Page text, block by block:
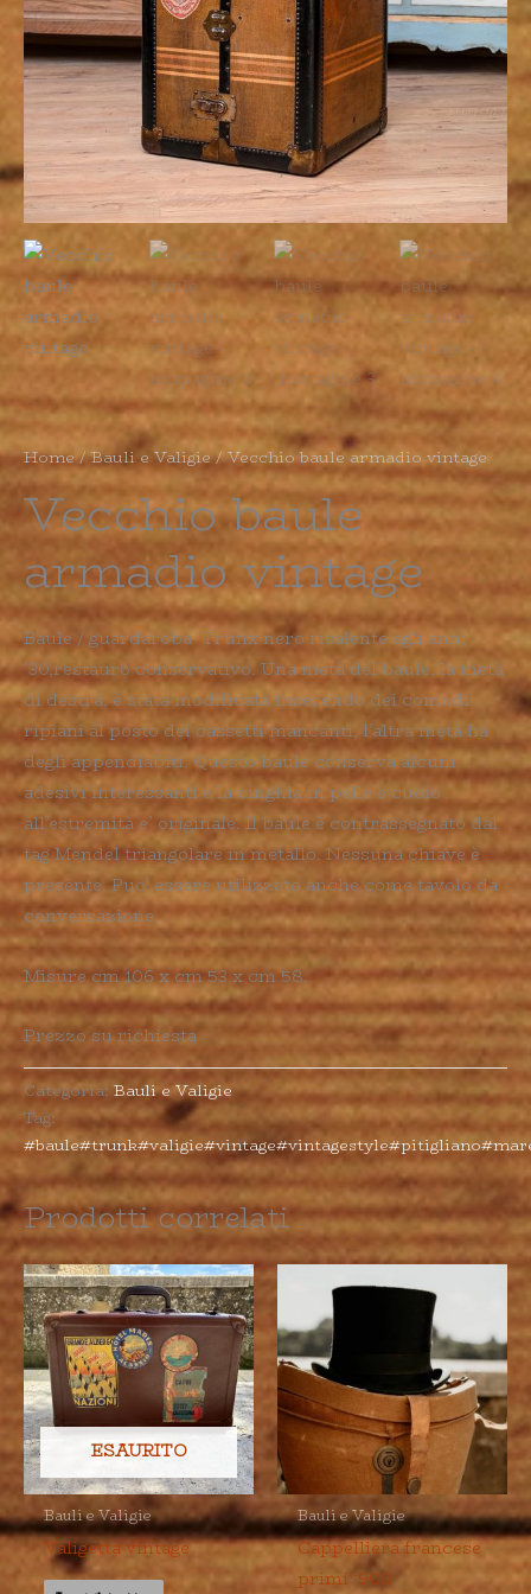
Home/Bauli e Valigie/ Vecchio baule armadio vintage
Vecchio baule
armadio vintage
Baule / guardaroba Trunx nero risalente agli anni
’30,restauro conservativo. Una metà del baule, la metà
di destra, è stata modificata inserendo dei comodi
ripiani al posto dei cassetti mancanti, l’altra metà ha
degli appendiabiti. Questo baule conserva alcuni
adesivi interessanti e la cinghia in pelle e cuoio
all’estremità e’ originale. Il baule è contrassegnato dal
tag Mendel triangolare in metallo. Nessuna chiave è
presente. Puo’ essere utilizzato anche come tavolo da
conversazione.
Misure cm 106 x cm 53 x cm 58.
Prezzo su richiesta
Categoria:Bauli e Valigie
Tag:
Prodotti correlati
ESAURITO
Bauli e Valigie
Valigetta vintage
Bauli e Valigie
Cappelliera francese
primi ‘900